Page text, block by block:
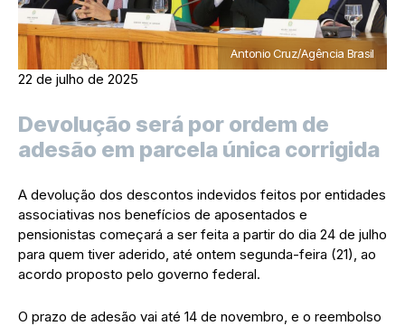
Antonio Cruz/Agência Brasil
22 de julho de 2025
Devolução será por ordem de
adesão em parcela única corrigida
A devolução dos descontos indevidos feitos por entidades
associativas nos benefícios de aposentados e
pensionistas começará a ser feita a partir do dia 24 de julho
para quem tiver aderido, até ontem segunda-feira (21), ao
acordo proposto pelo governo federal.
O prazo de adesão vai até 14 de novembro, e o reembolso